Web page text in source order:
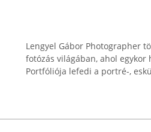
Lengyel Gábor Photographer
fotózás világában, ahol
Portfóliója lefedi a portré-,